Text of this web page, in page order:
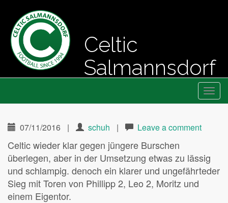
Celtic
Salmannsdorf
Menu
07/11/2016 | schuh | Leave a comment
Celtic wieder klar gegen jüngere Burschen
überlegen, aber in der Umsetzung etwas zu lässig
und schlampig. denoch ein klarer und ungefährteder
Sieg mit Toren von Phillipp 2, Leo 2, Moritz und
einem Eigentor.